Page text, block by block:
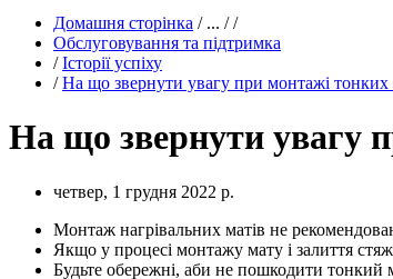
Домашня сторінка /... / /
Обслуговування та підтримка
/ Історії успіху
/ На що звернути увагу при монтажі тонких
На що звернути увагу
четвер, 1 грудня 2022 р.
Монтаж нагрівальних матів не
Якщо у процесі монтажу мату і залиття
Будьте обережні, аби не пошкодити